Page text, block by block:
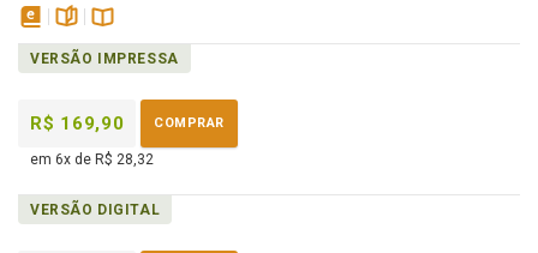
disponível
em
páginasDisponível
na
VERSÃO IMPRESSA
R$ 169,90 COMPRAR
em 6x de R$ 28,32
VERSÃO DIGITAL